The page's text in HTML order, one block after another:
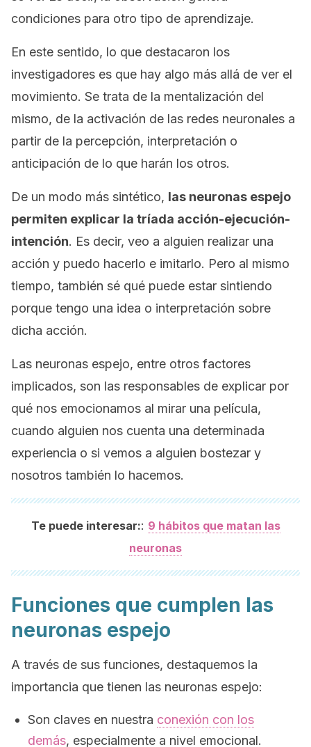
condiciones para otro tipo de aprendizaje.
En este sentido, lo que destacaron los
investigadores es que hay algo más allá de ver el
movimiento. Se trata de la mentalización del
mismo, de la activación de las redes neuronales a
partir de la percepción, interpretación o
anticipación de lo que harán los otros.
De un modo más sintético, las neuronas espejo
permiten explicar la tríada acción-ejecución-
intención. Es decir, veo a alguien realizar una
acción y puedo hacerlo e imitarlo. Pero al mismo
tiempo, también sé qué puede estar sintiendo
porque tengo una idea o interpretación sobre
dicha acción.
Las neuronas espejo, entre otros factores
implicados, son las responsables de explicar por
qué nos emocionamos al mirar una película,
cuando alguien nos cuenta una determinada
experiencia o si vemos a alguien bostezar y
nosotros también lo hacemos.
Te puede interesar:: 9 hábitos que matan las
neuronas
Funciones que cumplen las
neuronas espejo
A través de sus funciones, destaquemos la
importancia que tienen las neuronas espejo:
Son claves en nuestra conexión con los
demás, especialmente a nivel emocional.